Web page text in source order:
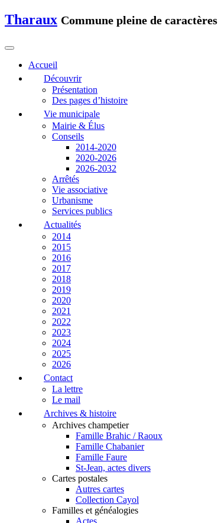
Tharaux Commune pleine de caractères
Accueil
Découvrir
Présentation
Des pages d’histoire
Vie municipale
Mairie & Élus
Conseils
2014-2020
2020-2026
2026-2032
Arrêtés
Vie associative
Urbanisme
Services publics
Actualités
2014
2015
2016
2017
2018
2019
2020
2021
2022
2023
2024
2025
2026
Contact
La lettre
Le mail
Archives & histoire
Archives champetier
Famille Brahic / Raoux
Famille Chabanier
Famille Faure
St-Jean, actes divers
Cartes postales
Autres cartes
Collection Cayol
Familles et généalogies
Actes